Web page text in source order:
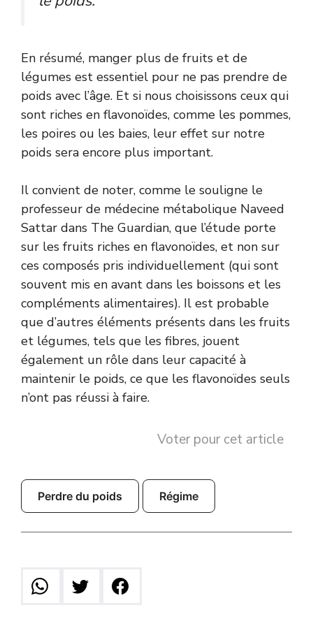
En résumé, manger plus de fruits et de
légumes est essentiel pour ne pas prendre de
poids avec l’âge. Et si nous choisissons ceux qui
sont riches en flavonoïdes, comme les pommes,
les poires ou les baies, leur effet sur notre
poids sera encore plus important.
Il convient de noter, comme le souligne le
professeur de médecine métabolique Naveed
Sattar dans The Guardian, que l’étude porte
sur les fruits riches en flavonoïdes, et non sur
ces composés pris individuellement (qui sont
souvent mis en avant dans les boissons et les
compléments alimentaires). Il est probable
que d’autres éléments présents dans les fruits
et légumes, tels que les fibres, jouent
également un rôle dans leur capacité à
maintenir le poids, ce que les flavonoïdes seuls
n’ont pas réussi à faire.
Voter pour cet article
Perdre du poids Régime